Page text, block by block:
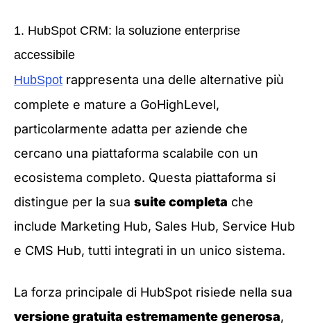
1. HubSpot CRM: la soluzione enterprise
accessibile
HubSpot rappresenta una delle alternative più
complete e mature a GoHighLevel,
particolarmente adatta per aziende che
cercano una piattaforma scalabile con un
ecosistema completo. Questa piattaforma si
distingue per la sua suite completa che
include Marketing Hub, Sales Hub, Service Hub
e CMS Hub, tutti integrati in un unico sistema.
La forza principale di HubSpot risiede nella sua
versione gratuita estremamente generosa,